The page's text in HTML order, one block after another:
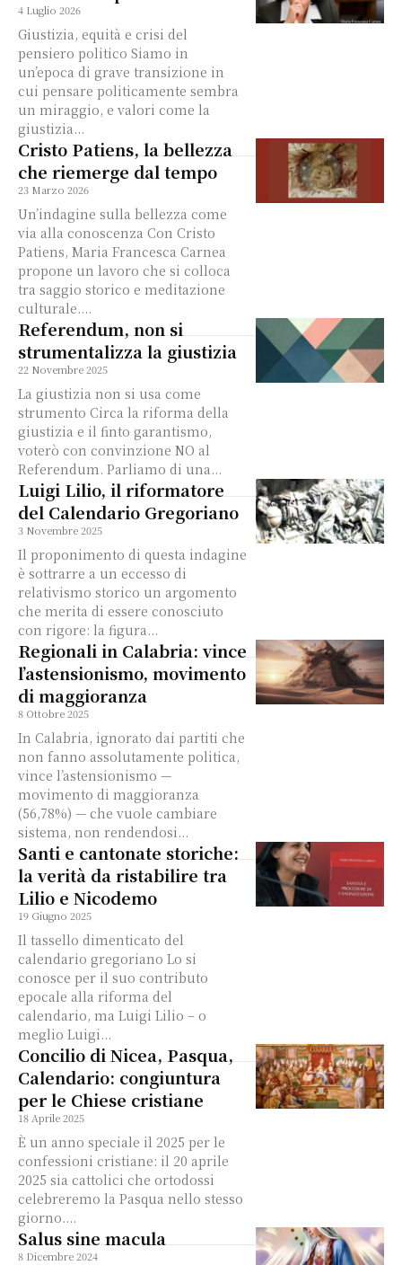
4 Luglio 2026
Giustizia, equità e crisi del
pensiero politico Siamo in
un’epoca di grave transizione in
cui pensare politicamente sembra
un miraggio, e valori come la
giustizia...
Cristo Patiens, la bellezza
che riemerge dal tempo
23 Marzo 2026
Un’indagine sulla bellezza come
via alla conoscenza Con Cristo
Patiens, Maria Francesca Carnea
propone un lavoro che si colloca
tra saggio storico e meditazione
culturale....
Referendum, non si
strumentalizza la giustizia
22 Novembre 2025
La giustizia non si usa come
strumento Circa la riforma della
giustizia e il finto garantismo,
voterò con convinzione NO al
Referendum. Parliamo di una...
Luigi Lilio, il riformatore
del Calendario Gregoriano
3 Novembre 2025
Il proponimento di questa indagine
è sottrarre a un eccesso di
relativismo storico un argomento
che merita di essere conosciuto
con rigore: la figura...
Regionali in Calabria: vince
l’astensionismo, movimento
di maggioranza
8 Ottobre 2025
In Calabria, ignorato dai partiti che
non fanno assolutamente politica,
vince l’astensionismo —
movimento di maggioranza
(56,78%) — che vuole cambiare
sistema, non rendendosi...
Santi e cantonate storiche:
la verità da ristabilire tra
Lilio e Nicodemo
19 Giugno 2025
Il tassello dimenticato del
calendario gregoriano Lo si
conosce per il suo contributo
epocale alla riforma del
calendario, ma Luigi Lilio – o
meglio Luigi...
Concilio di Nicea, Pasqua,
Calendario: congiuntura
per le Chiese cristiane
18 Aprile 2025
È un anno speciale il 2025 per le
confessioni cristiane: il 20 aprile
2025 sia cattolici che ortodossi
celebreremo la Pasqua nello stesso
giorno....
Salus sine macula
8 Dicembre 2024